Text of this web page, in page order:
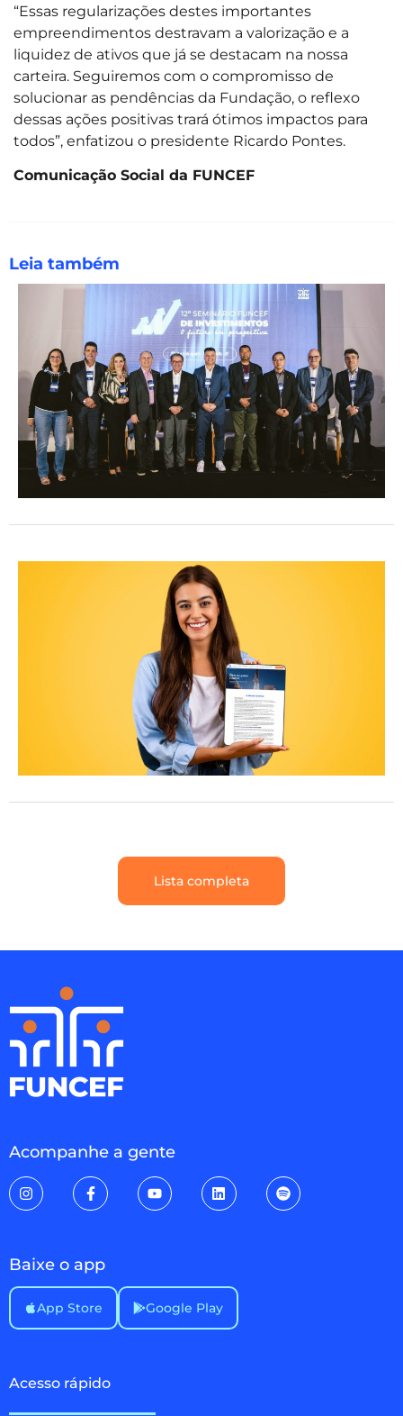
“Essas regularizações destes importantes
empreendimentos destravam a valorização e a
liquidez de ativos que já se destacam na nossa
carteira. Seguiremos com o compromisso de
solucionar as pendências da Fundação, o reflexo
dessas ações positivas trará ótimos impactos para
todos”, enfatizou o presidente Ricardo Pontes.
Comunicação Social da FUNCEF
Leia também
Lista completa
Acompanhe a gente
Baixe o app
App Store Google Play
Acesso rápido